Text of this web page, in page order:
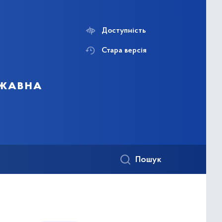
Доступність
Стара версія
Пошук